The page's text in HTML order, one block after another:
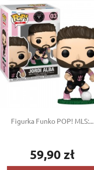
Figurka Funko POP! MLS:...
Cena
59,90 zł